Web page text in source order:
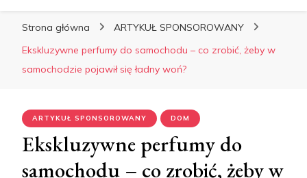
Strona główna
ARTYKUŁ SPONSOROWANY
Ekskluzywne perfumy do samochodu – co zrobić, żeby w
samochodzie pojawił się ładny woń?
ARTYKUŁ SPONSOROWANY DOM
Ekskluzywne perfumy do
samochodu – co zrobić, żeby w